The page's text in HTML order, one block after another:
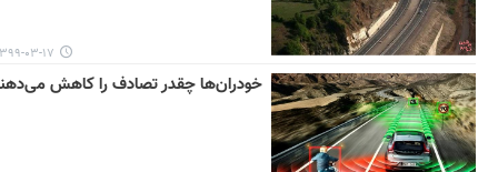
۱۳۹۹-۰۳-۱۷
خودران‌ها چقدر تصادف را کاهش